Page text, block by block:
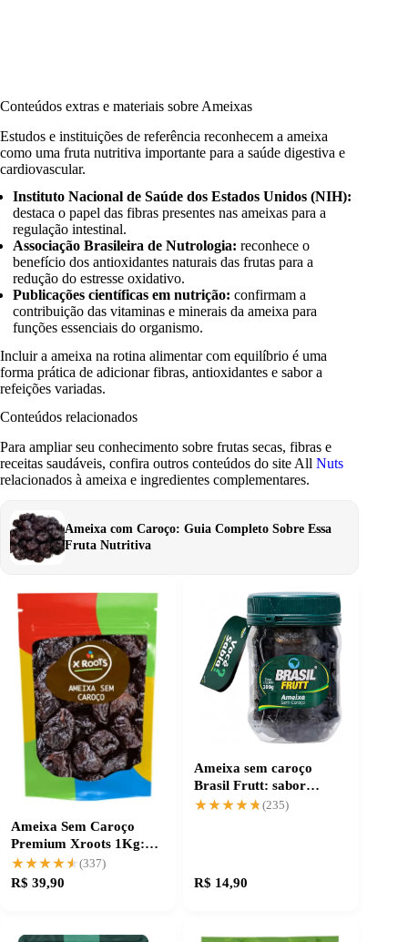
Conteúdos extras e materiais sobre Ameixas
Estudos e instituições de referência reconhecem a ameixa
como uma fruta nutritiva importante para a saúde digestiva e
cardiovascular.
Instituto Nacional de Saúde dos Estados Unidos (NIH):
destaca o papel das fibras presentes nas ameixas para a
regulação intestinal.
Associação Brasileira de Nutrologia: reconhece o
benefício dos antioxidantes naturais das frutas para a
redução do estresse oxidativo.
Publicações científicas em nutrição: confirmam a
contribuição das vitaminas e minerais da ameixa para
funções essenciais do organismo.
Incluir a ameixa na rotina alimentar com equilíbrio é uma
forma prática de adicionar fibras, antioxidantes e sabor a
refeições variadas.
Conteúdos relacionados
Para ampliar seu conhecimento sobre frutas secas, fibras e
receitas saudáveis, confira outros conteúdos do site All Nuts
relacionados à ameixa e ingredientes complementares.
Ameixa com Caroço: Guia Completo Sobre Essa
Fruta Nutritiva
Ameixa Sem Caroço
Premium Xroots 1Kg:
sabor e qualidade
★★★★★
★★★★★ (337)
R$ 39,90
Ameixa sem caroço
Brasil Frutt: sabor
autêntico e prático
★★★★★
★★★★★(235)
R$ 14,90